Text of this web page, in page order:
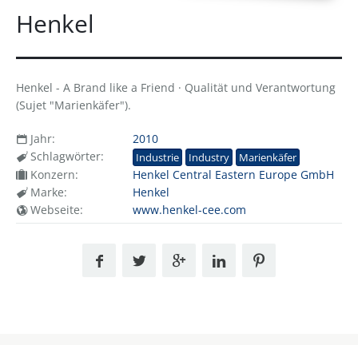
Henkel
Henkel - A Brand like a Friend · Qualität und Verantwortung
(Sujet "Marienkäfer").
Jahr:
2010
Schlagwörter:
Industrie Industry Marienkäfer
Konzern:
Henkel Central Eastern Europe GmbH
Marke:
Henkel
Webseite:
www.henkel-cee.com